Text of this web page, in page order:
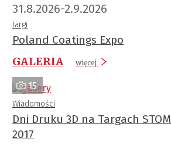
31.8.2026-2.9.2026
targi
Poland Coatings Expo
GALERIA
więcej
15
Wiadomości
Dni Druku 3D na Targach STOM
2017